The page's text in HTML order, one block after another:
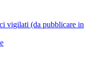
vigilati (da pubblicare in